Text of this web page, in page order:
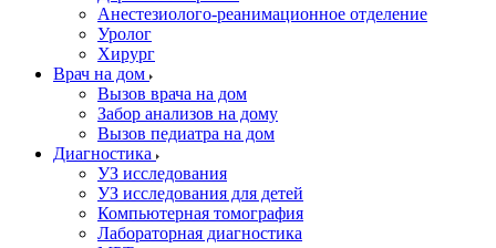
Анестезиолого-реанимационное отделение
Уролог
Хирург
Врач на дом
Вызов врача на дом
Забор анализов на дому
Вызов педиатра на дом
Диагностика
УЗ исследования
УЗ исследования для детей
Компьютерная томография
Лабораторная диагностика